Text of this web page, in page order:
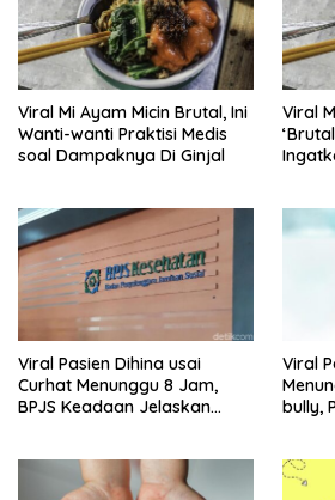
Viral Mi Ayam Micin Brutal, Ini
Wanti-wanti Praktisi Medis
soal Dampaknya Di Ginjal
Viral
Viral Pasien Dihina usai
Curhat Menunggu 8 Jam,
BPJS Keadaan Jelaskan
Viral
bully,